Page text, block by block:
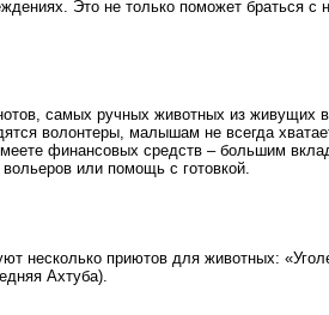
Это не только поможет браться
самых ручных животных из живущих
волонтеры, малышам не всегда
финансовых средств – большим
или помощь с готовкой.
несколько приютов для животных:
Ахтуба).